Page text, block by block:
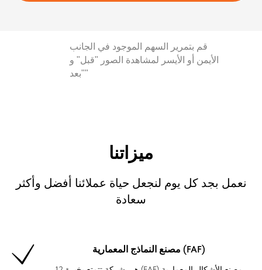
قم بتمرير السهم الموجود في الجانب
الأيمن أو الأيسر لمشاهدة الصور "قبل" و
"بعد"
ميزاتنا
نعمل بجد كل يوم لنجعل حياة عملائنا أفضل وأكثر
سعادة
مصنع النماذج المعمارية (FAF)